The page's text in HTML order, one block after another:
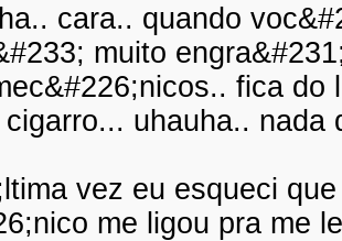
cara.. quando
muito
fica do
uhauha.. nada
vez eu esqueci
me ligou pra me